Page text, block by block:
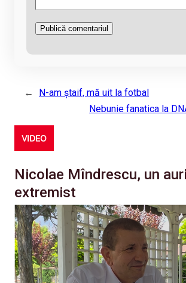
←
N-am ştaif, mă uit la fotbal
Nebunie fanatica la
VIDEO
Nicolae Mîndrescu, un
extremist